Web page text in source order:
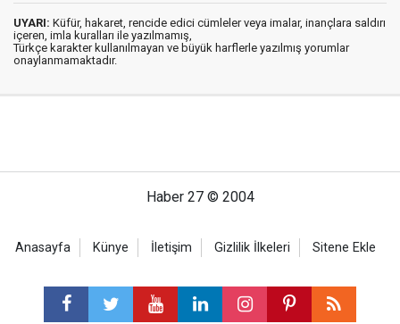
UYARI: Küfür, hakaret, rencide edici cümleler veya imalar, inançlara saldırı
içeren, imla kuralları ile yazılmamış,
Türkçe karakter kullanılmayan ve büyük harflerle yazılmış yorumlar
onaylanmamaktadır.
Haber 27 © 2004
Anasayfa Künye İletişim Gizlilik İlkeleri Sitene Ekle